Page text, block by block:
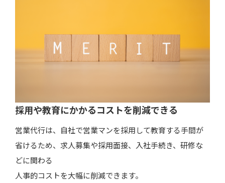
採用や教育にかかるコストを削減できる
営業代行は、自社で営業マンを採用して教育する手間が
省けるため、求人募集や採用面接、入社手続き、研修な
どに関わる
人事的コストを大幅に削減できます。